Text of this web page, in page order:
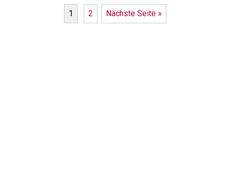
1 2 Nächste Seite »